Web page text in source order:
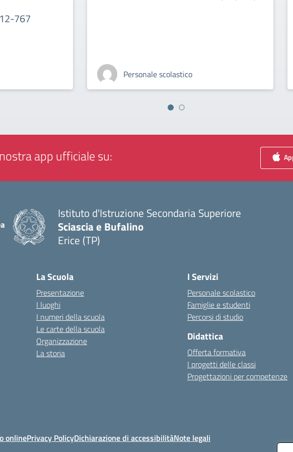
767
Personale scolastico
app ufficiale su:
Istituto d'Istruzione Secondaria Superiore
Sciascia e Bufalino
Erice (TP)
La Scuola
Presentazione
I luoghi
I numeri della scuola
Le carte della scuola
Organizzazione
La storia
I Servizi
Personale scolastico
Famiglie e studenti
Percorsi di studio
Didattica
Offerta formativa
I progetti delle classi
Progettazioni per competenze
onlinePrivacy PolicyDichiarazione di accessibilitàNote legali